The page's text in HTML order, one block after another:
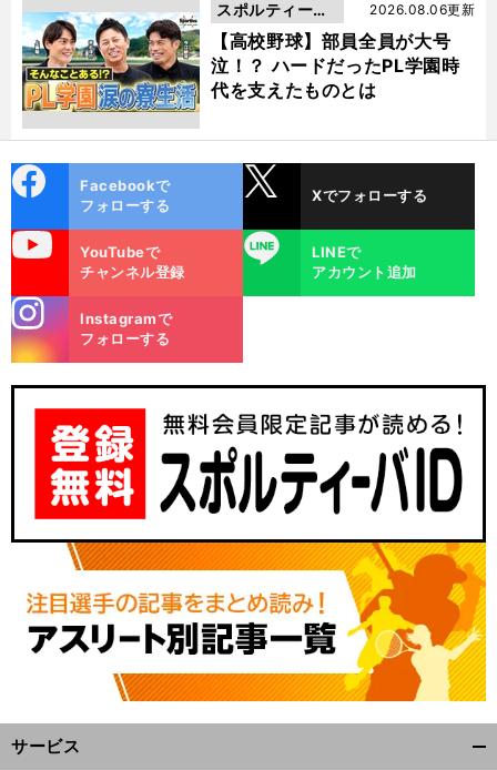
【高校野球】部員全員が大号
泣！？ ハードだったPL学園時
代を支えたものとは
2026.08.06更新
スポルティーバ
動画
ok
Facebookで
フォローする
Xでフォローする
YouTubeで
チャンネル登録
LINE
LINEで
アカウント追加
m
Instagramで
フォローする
サービス